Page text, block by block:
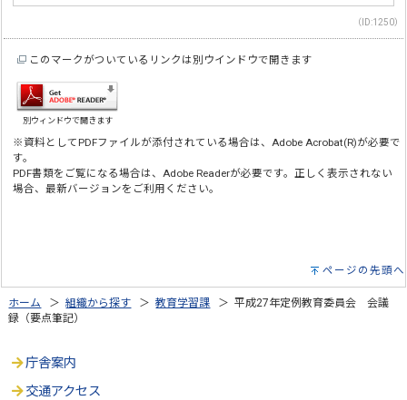
（ID:1250）
このマークがついているリンクは別ウインドウで開きます
別ウィンドウで開きます
※資料としてPDFファイルが添付されている場合は、Adobe Acrobat(R)が必要で
す。
PDF書類をご覧になる場合は、Adobe Readerが必要です。正しく表示されない
場合、最新バージョンをご利用ください。
ページの先頭へ
ホーム ＞組織から探す ＞教育学習課 ＞ 平成27年定例教育委員会 会議
録（要点筆記）
庁舎案内
交通アクセス